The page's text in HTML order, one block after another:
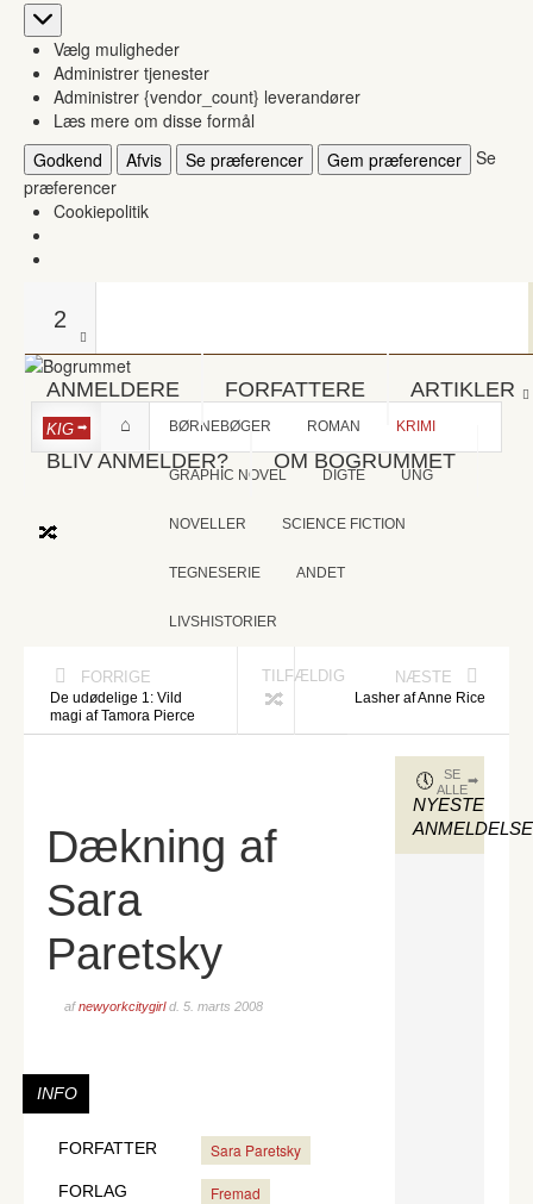
Marketing
Vælg muligheder
Administrer tjenester
Administrer {vendor_count} leverandører
Læs mere om disse formål
Godkend
Afvis Se præferencer Gem præferencer Se
præferencer
Cookiepolitik
2
ANMELDERE FORFATTERE ARTIKLER
BLIV ANMELDER? OM BOGRUMMET
KIG BØRNEBØGER ROMAN KRIMI
GRAPHIC NOVEL DIGTE UNG
NOVELLER SCIENCE FICTION
TEGNESERIE ANDET
LIVSHISTORIER
FORRIGE
De udødelige 1: Vild
magi af Tamora Pierce
TILFÆLDIG NÆSTE
Lasher af Anne Rice
Dækning af
Sara
Paretsky
afnewyorkcitygirld. 5. marts 2008
INFO
FORFATTER Sara Paretsky
FORLAG Fremad
NYESTE
SE
ALLE